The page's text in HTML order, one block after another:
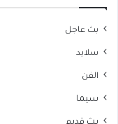
بث عاجل
سلايد
الفن
سيما